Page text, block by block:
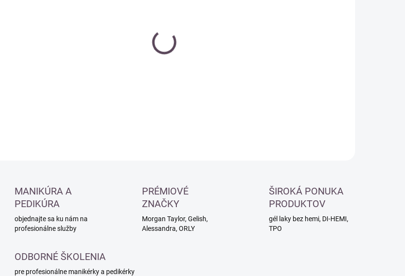
MANIKÚRA A
PEDIKÚRA
objednajte sa ku nám na
profesionálne služby
PRÉMIOVÉ
ZNAČKY
Morgan Taylor, Gelish,
Alessandra, ORLY
ŠIROKÁ PONUKA
PRODUKTOV
gél laky bez hemi, DI-HEMI,
TPO
ODBORNÉ ŠKOLENIA
pre profesionálne manikérky a pedikérky